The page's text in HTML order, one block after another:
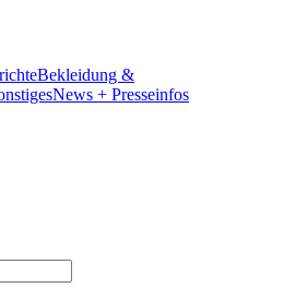
Bekleidung &
News + Presseinfos